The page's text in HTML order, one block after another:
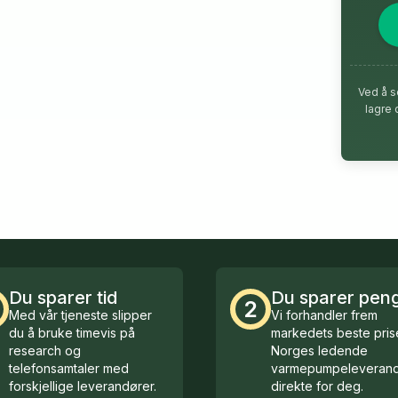
Ved å
lagre
Du sparer tid
Med vår tjeneste slipper
du å bruke timevis på
research og
telefonsamtaler med
forskjellige leverandører.
2 Du sparer
Vi forhandler frem
markedets beste
Norges ledende
direkte for deg.